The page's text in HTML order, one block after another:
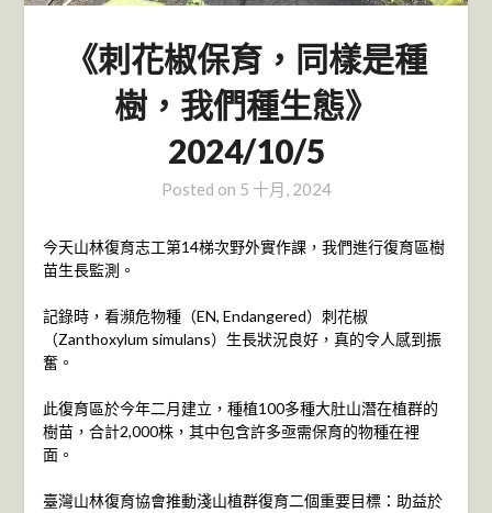
《刺花椒保育，同樣是種
樹，我們種生態》
2024/10/5
Posted on 5 十月, 2024
今天山林復育志工第14梯次野外實作課，我們進行復育區樹
苗生長監測。
記錄時，看瀕危物種（EN, Endangered）刺花椒
（Zanthoxylum simulans）生長狀況良好，真的令人感到振
奮。
此復育區於今年二月建立，種植100多種大肚山潛在植群的
樹苗，合計2,000株，其中包含許多亟需保育的物種在裡
面。
臺灣山林復育協會推動淺山植群復育二個重要目標：助益於